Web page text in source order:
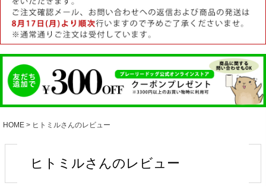
HOME ヒトミルさんのレビュー
ヒトミルさんのレビュー